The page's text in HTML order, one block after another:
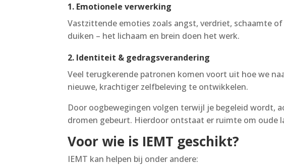
1. Emotionele verwerking
Vastzittende emoties zoals angst, verdriet, schaamte
duiken – het lichaam en brein doen het werk.
2. Identiteit & gedragsverandering
Veel terugkerende patronen komen voort uit hoe we
nieuwe, krachtiger zelfbeleving te ontwikkelen.
Door oogbewegingen volgen terwijl je begeleid wordt,
dromen gebeurt. Hierdoor ontstaat er ruimte om oude
Voor wie is IEMT geschikt?
IEMT kan helpen bij onder andere: